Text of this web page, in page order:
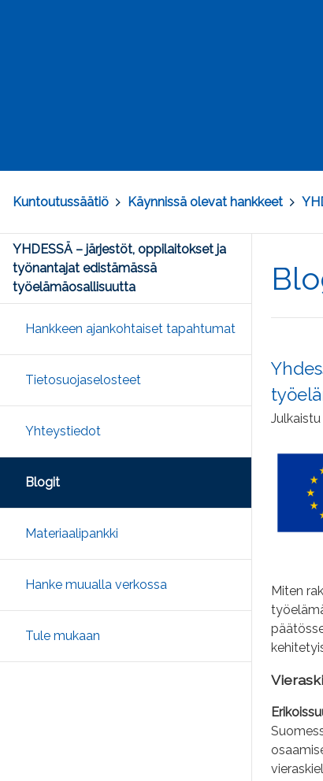
Kuntoutussäätiö Käynnissä olevat hankkeet
Miten
YHDESSÄ – järjestöt, oppilaitokset ja
työnantajat edistämässä
työelämäosallisuutta
Hankkeen ajankohtaiset tapahtumat
Tietosuojaselosteet
Yhteystiedot
Blogit
Materiaalipankki
Hanke muualla verkossa
Tule mukaan